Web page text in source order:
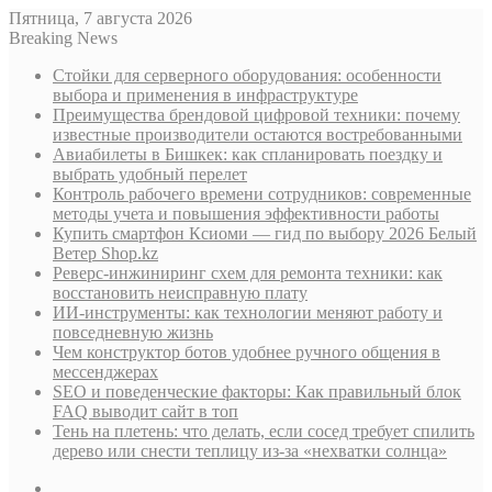
Пятница, 7 августа 2026
Breaking News
Стойки для серверного оборудования: особенности
выбора и применения в инфраструктуре
Преимущества брендовой цифровой техники: почему
известные производители остаются востребованными
Авиабилеты в Бишкек: как спланировать поездку и
выбрать удобный перелет
Контроль рабочего времени сотрудников: современные
методы учета и повышения эффективности работы
Купить смартфон Ксиоми — гид по выбору 2026 Белый
Ветер Shop.kz
Реверс-инжиниринг схем для ремонта техники: как
восстановить неисправную плату
ИИ-инструменты: как технологии меняют работу и
повседневную жизнь
Чем конструктор ботов удобнее ручного общения в
мессенджерах
SEO и поведенческие факторы: Как правильный блок
FAQ выводит сайт в топ
Тень на плетень: что делать, если сосед требует спилить
дерево или снести теплицу из-за «нехватки солнца»